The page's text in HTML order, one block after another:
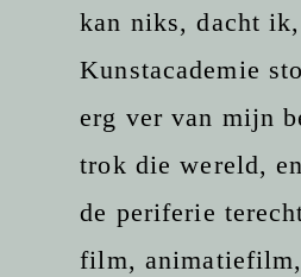
kan niks, dacht
Kunstacademie
erg ver van mijn
trok die wereld,
de periferie
film,